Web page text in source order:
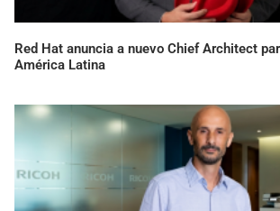
Red Hat anuncia a nuevo Chief Architect
América Latina